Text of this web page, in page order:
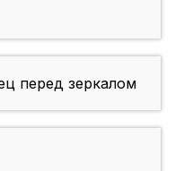
перед зеркалом